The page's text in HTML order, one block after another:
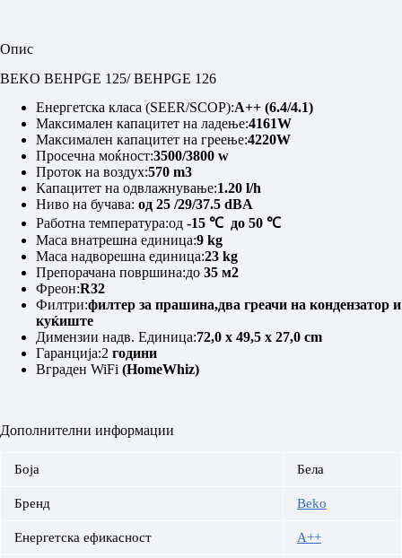
Опис
BEKO BEHPGE 125/ BEHPGE 126
Енергетска класа (SEER/SCOP):A++ (6.4/4.1)
Максимален капацитет на ладење:4161W
Максимален капацитет на греење:4220W
Просечна моќност:3500/3800 w
Проток на воздух:570 m3
Капацитет на одвлажнување:1.20 l/h
Ниво на бучава: од 25 /29/37.5 dBA
Работна температура:од -15 ℃ до 50 ℃
Маса внатрешна единица:9 kg
Маса надворешна единица:23 kg
Препорачана површина:до 35 м2
Фреон:R32
Филтри:филтер за прашина,два греачи на кондензатор и
куќиште
Димензии надв. Единица:72,0 x 49,5 x 27,0 cm
Гаранција:2 години
Вграден WiFi (HomeWhiz)
Дополнителни информации
Боја Бела
Бренд Beko
Енергетска ефикасност A++